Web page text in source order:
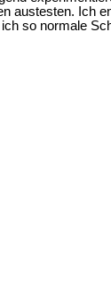
austesten. Ich
so normale